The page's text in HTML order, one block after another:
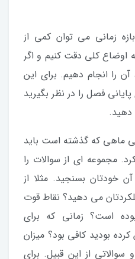
زمانی می توان کمی از
اوضاع کلی دقت کنیم و اگر
آن را انجام دهیم. برای این
فصل را در نظر بگیرید
دهید.
ماهی که گذشته است باید
مجموعه ای از سوالات را
خودتان بسنجید. مثلا از
می دهید؟ نقاط قوت
است؟ زمانی که برای
بودید کافی بود؟ میزان
سوالاتی از این قبیل. برای